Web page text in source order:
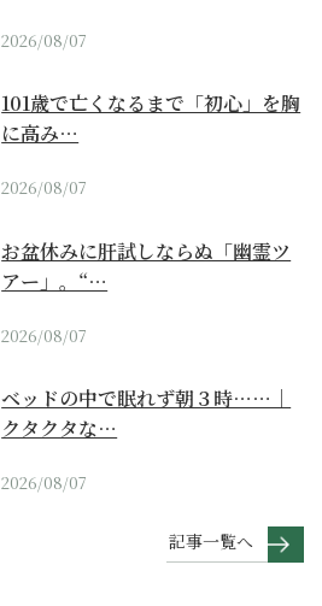
2026/08/07
101歳で亡くなるまで「初心」を胸
に高み…
2026/08/07
お盆休みに肝試しならぬ「幽霊ツ
アー」。“…
2026/08/07
ベッドの中で眠れず朝３時……｜
クタクタな…
2026/08/07
記事一覧へ